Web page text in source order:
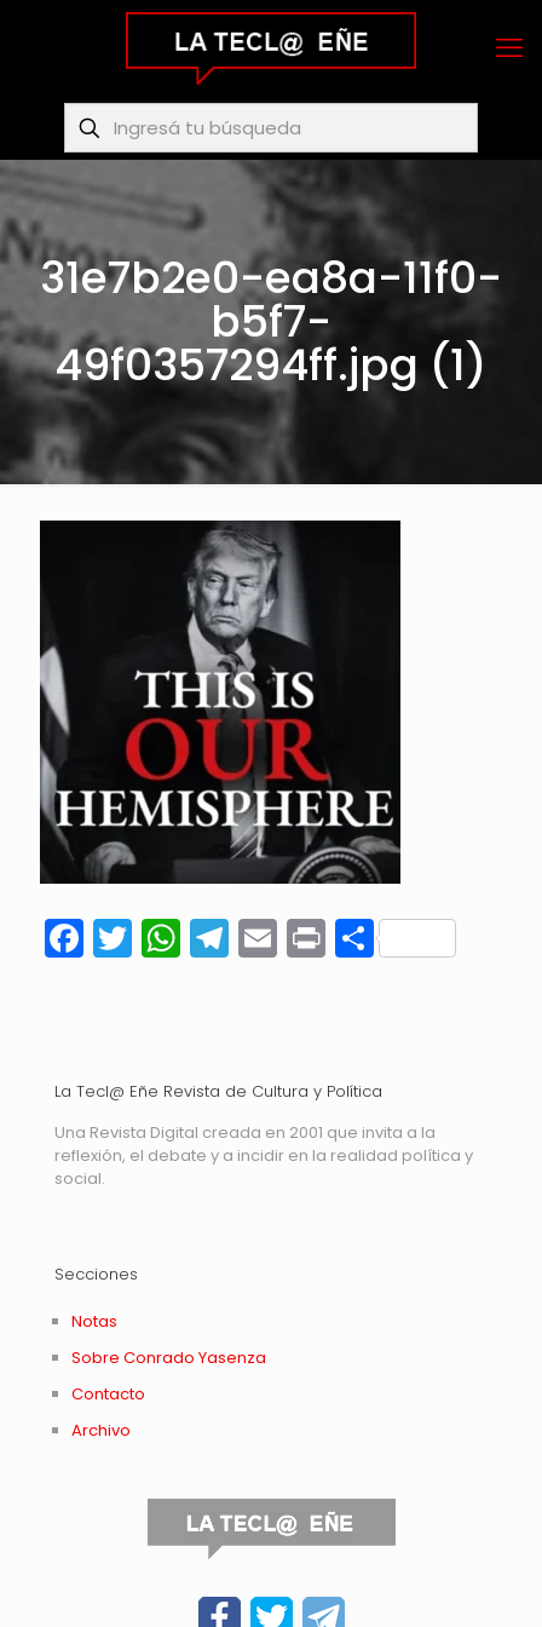
31e7b2e0-ea8a-11f0-
b5f7-
49f0357294ff.jpg (1)
Facebook
Twitter
WhatsApp
Telegram
Email
Print
La Tecl@ Eñe Revista de Cultura y Política
Una Revista Digital creada en 2001 que invita a la
reflexión, el debate y a incidir en la realidad política y
social.
Secciones
Notas
Sobre Conrado Yasenza
Contacto
Archivo